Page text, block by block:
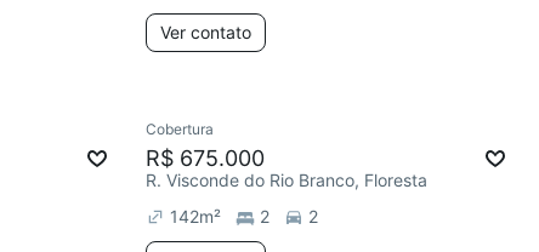
Ver contato
Cobertura
R$ 675.000
R. Visconde do Rio Branco, Floresta
142m² 2 2